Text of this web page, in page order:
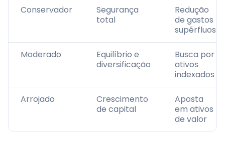
Conservador
Segurança
total
Redução
de gastos
supérfluos
Moderado
Equilíbrio e
diversificação
Busca por
ativos
indexados
Arrojado
Crescimento
de capital
Aposta
em ativos
de valor